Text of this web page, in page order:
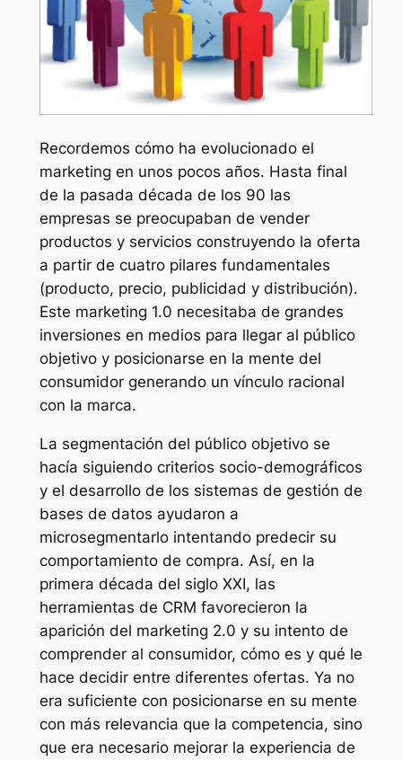
Recordemos cómo ha evolucionado el
marketing en unos pocos años. Hasta final
de la pasada década de los 90 las
empresas se preocupaban de vender
productos y servicios construyendo la oferta
a partir de cuatro pilares fundamentales
(producto, precio, publicidad y distribución).
Este marketing 1.0 necesitaba de grandes
inversiones en medios para llegar al público
objetivo y posicionarse en la mente del
consumidor generando un vínculo racional
con la marca.
La segmentación del público objetivo se
hacía siguiendo criterios socio-demográficos
y el desarrollo de los sistemas de gestión de
bases de datos ayudaron a
microsegmentarlo intentando predecir su
comportamiento de compra. Así, en la
primera década del siglo XXI, las
herramientas de CRM favorecieron la
aparición del marketing 2.0 y su intento de
comprender al consumidor, cómo es y qué le
hace decidir entre diferentes ofertas. Ya no
era suficiente con posicionarse en su mente
con más relevancia que la competencia, sino
que era necesario mejorar la experiencia de